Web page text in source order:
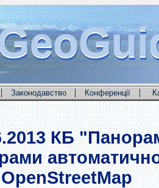
| Законодавство | Конференції |
КБ